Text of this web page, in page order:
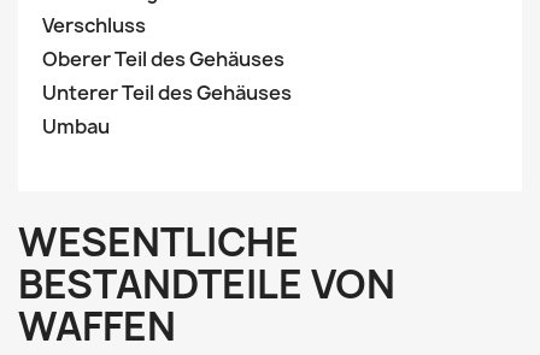
Verschluss
Oberer Teil des Gehäuses
Unterer Teil des Gehäuses
Umbau
WESENTLICHE
BESTANDTEILE VON
WAFFEN